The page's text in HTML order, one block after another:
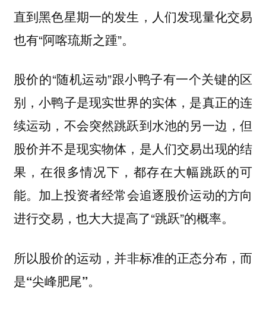
直到黑色星期一的发生，人们发现量化交易
也有“阿喀琉斯之踵”。
股价的“随机运动”跟小鸭子有一个关键的区
别，小鸭子是现实世界的实体，是真正的连
续运动，不会突然跳跃到水池的另一边，但
股价并不是现实物体，是人们交易出现的结
果，在很多情况下，都存在大幅跳跃的可
能。 加上投资者经常会追逐股价运动的方向
进行交易，也大大提高了“跳跃”的概率。
所以股价的运动，并非标准的正态分布，而
是“尖峰肥尾”。